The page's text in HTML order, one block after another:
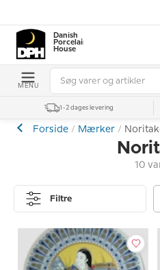
Danish
Porcelain
House
MENU
1-2 dages levering
Forside Mærker
10
Filtre